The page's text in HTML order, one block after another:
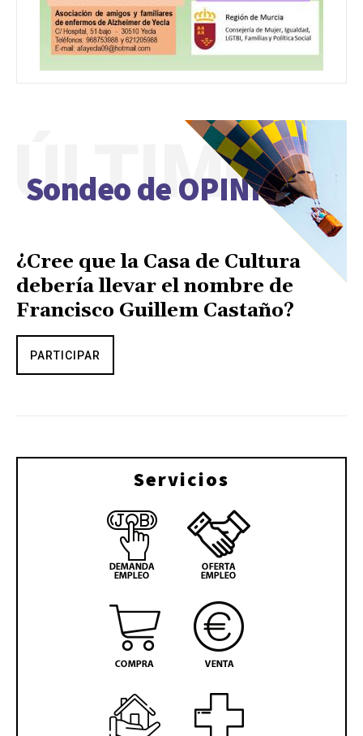
Sondeo de OPINIÓN
ÚLTIMO
¿Cree que la Casa de Cultura
debería llevar el nombre de
Francisco Guillem Castaño?
PARTICIPAR
Servicios